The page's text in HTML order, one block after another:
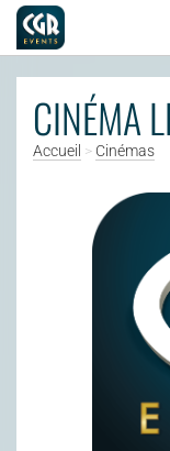
Aller au contenu
CINÉMA
Accueil > Cinémas